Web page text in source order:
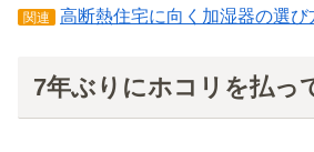
関連 高断熱住宅に向く加湿器の選び
7年ぶりにホコリを払っ